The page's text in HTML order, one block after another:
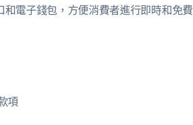
和電子錢包，方便消費者進行即時和免費
項